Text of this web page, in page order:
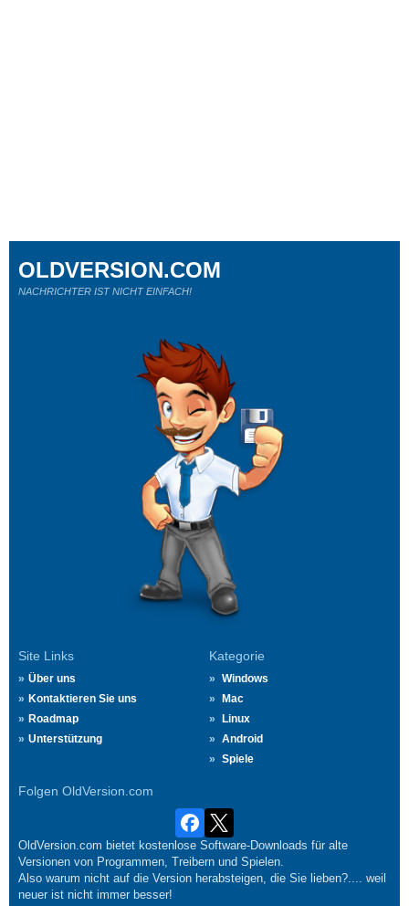
Site Links
Über uns
Kontaktieren Sie uns
Roadmap
Unterstützung
Kategorie
Windows
Mac
Linux
Android
Spiele
Folgen OldVersion.com
OLDVERSION.COM
NACHRICHTER IST NICHT EINFACH!
OldVersion.com bietet kostenlose Software-Downloads für alte
Versionen von Programmen, Treibern und Spielen.
Also warum nicht auf die Version herabsteigen, die Sie lieben?.... weil
neuer ist nicht immer besser!